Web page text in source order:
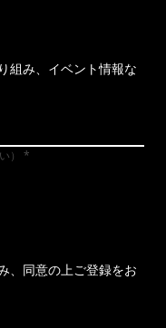
組み、イベント情報な
）
、同意の上ご登録をお